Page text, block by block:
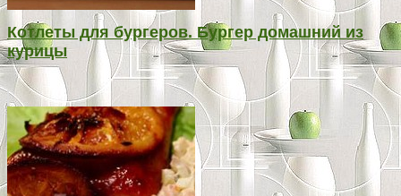
Котлеты для бургеров. Бургер домашний из
курицы